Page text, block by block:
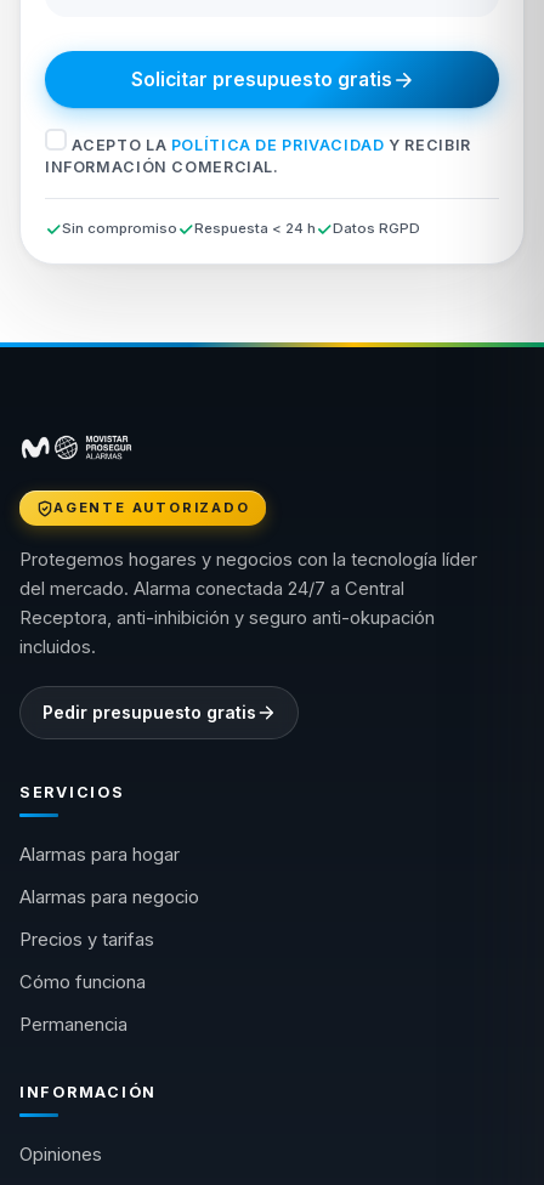
Solicitar presupuesto gratis
ACEPTO LA POLÍTICA DE PRIVACIDAD Y RECIBIR
INFORMACIÓN COMERCIAL.
Sin compromiso Respuesta < 24 h Datos RGPD
AGENTE AUTORIZADO
Protegemos hogares y negocios con la tecnología líder
del mercado. Alarma conectada 24/7 a Central
Receptora, anti-inhibición y seguro anti-okupación
incluidos.
Pedir presupuesto gratis
SERVICIOS
Alarmas para hogar
Alarmas para negocio
Precios y tarifas
Cómo funciona
Permanencia
INFORMACIÓN
Opiniones